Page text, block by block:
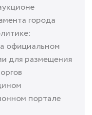
города
официальном
для размещения
портале